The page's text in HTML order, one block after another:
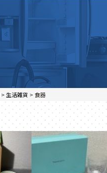
>生活雑貨 >食器